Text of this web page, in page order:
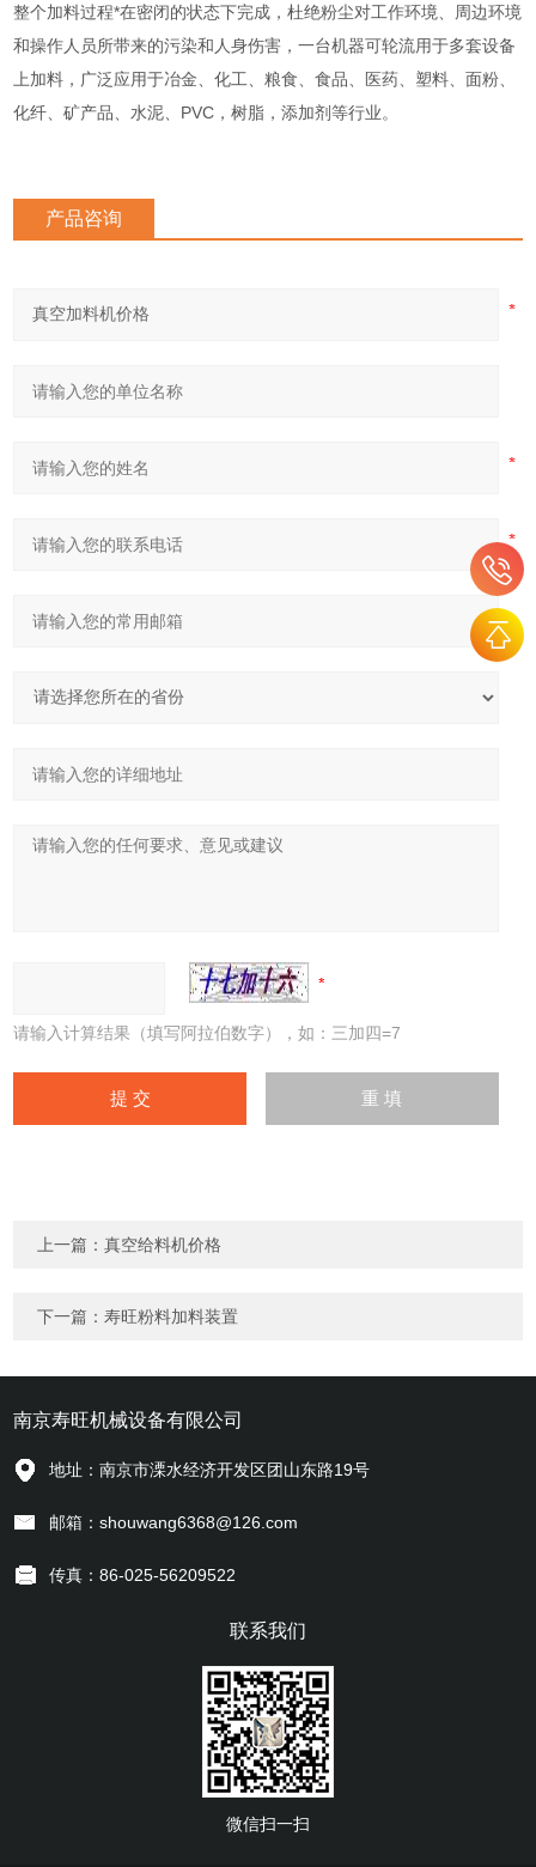
整个加料过程*在密闭的状态下完成，杜绝粉尘对工作环境、周边环境
和操作人员所带来的污染和人身伤害，一台机器可轮流用于多套设备
上加料，广泛应用于冶金、化工、粮食、食品、医药、塑料、面粉、
化纤、矿产品、水泥、PVC，树脂，添加剂等行业。
产品咨询
请输入计算结果（填写阿拉伯数字），如：三加四=7
上一篇：真空给料机价格
下一篇：寿旺粉料加料装置
南京寿旺机械设备有限公司
地址：南京市溧水经济开发区团山东路19号
邮箱：shouwang6368@126.com
传真：86-025-56209522
联系我们
微信扫一扫